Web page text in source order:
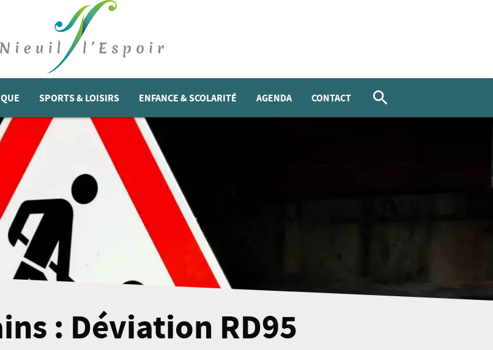
SPORTS & LOISIRS ENFANCE & SCOLARITÉ AGENDA CONTACT
: Déviation RD95